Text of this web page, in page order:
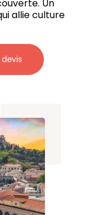
Un
allie culture